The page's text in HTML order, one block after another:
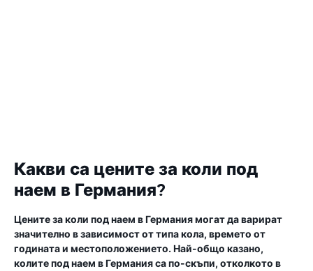
Какви са цените за коли под
наем в Германия?
Цените за коли под наем в Германия могат да варират
значително в зависимост от типа кола, времето от
годината и местоположението. Най-общо казано,
колите под наем в Германия са по-скъпи, отколкото в